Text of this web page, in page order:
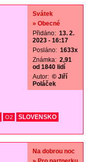
Svátek
» Obecné
Přidáno: 13. 2.
2023 - 16:17
Posláno: 1633x
Známka: 2,91
od 1840 lidí
Autor: © Jiří
Poláček
O2
SLOVENSKO
Na dobrou noc